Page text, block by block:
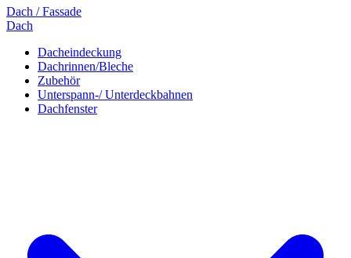
Dach / Fassade
Dach
Dacheindeckung
Dachrinnen/Bleche
Zubehör
Unterspann-/ Unterdeckbahnen
Dachfenster